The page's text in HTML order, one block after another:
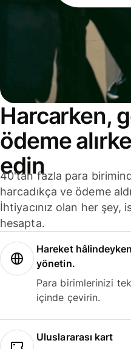
Harcarken,
ödeme
edin
40'tan fazla para
harcadıkça ve ödeme
İhtiyacınız olan her şey,
hesapta.
Hareket
yönetin.
Para birimlerinizi
içinde çevirin.
Uluslararası kart